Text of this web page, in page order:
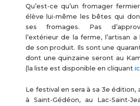
Qu’est-ce qu’un fromager
élève lui-même les bêtes qui
ses fromages. Pas
l’extérieur de la ferme, l’artisan
de son produit. Ils sont une
dont une quinzaine seront au
(la liste est disponible en cliquant
Le festival en sera à sa 3e édition,
à Saint-Gédéon, au Lac-Saint-